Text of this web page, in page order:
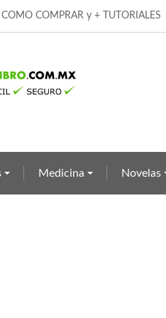
COMO COMPRAR y + TUTORIALES
Medicina Novelas